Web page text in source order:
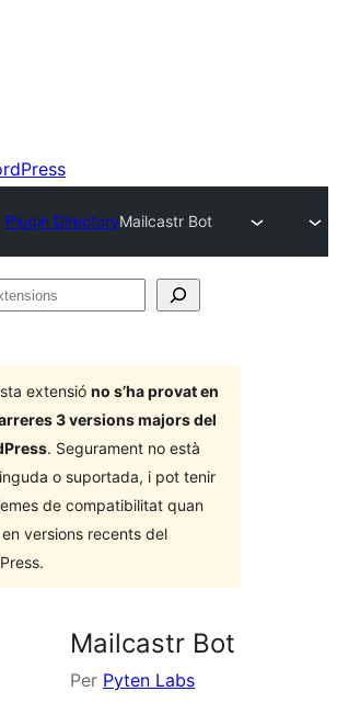
Plugin DirectoryMailcastr Bot
extensió no s’ha provat en
3 versions majors del
. Segurament no està
o suportada, i pot tenir
de compatibilitat quan
en versions recents del
Mailcastr Bot
Per Pyten Labs